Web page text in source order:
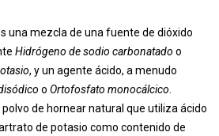
una mezcla de una fuente de dióxido
Hidrógeno de sodio carbonatado o
, y un agente ácido, a menudo
o Ortofosfato monocálcico
de hornear natural que utiliza ácido
de potasio como contenido de